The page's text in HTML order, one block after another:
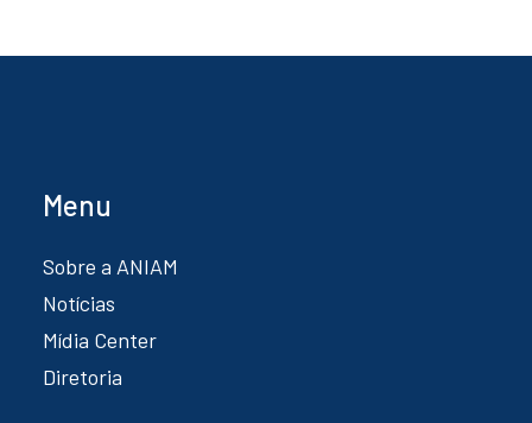
Menu
Sobre a ANIAM
Notícias
Mídia Center
Diretoria